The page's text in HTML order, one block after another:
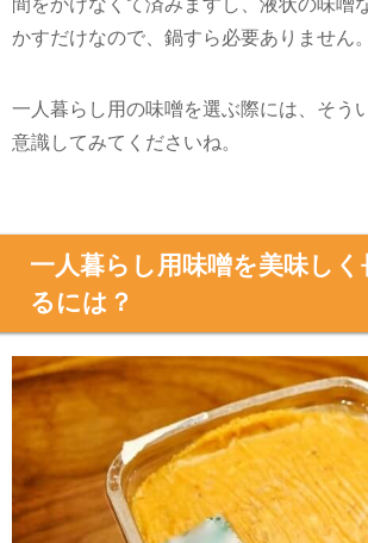
間をかけなくて済みますし、液状の味噌
かすだけなので、鍋すら必要ありません。
一人暮らし用の味噌を選ぶ際には、そう
意識してみてくださいね。
一人暮らし用味噌を美味し
るには？